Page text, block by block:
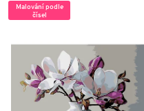
Malování podle
čísel